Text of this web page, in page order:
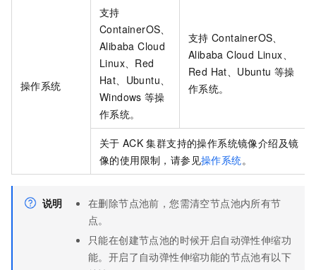
操作系统
支持
ContainerOS、
Alibaba Cloud
Linux、Red
Hat、Ubuntu、
Windows 等操
作系统。
支持 ContainerOS、
Alibaba Cloud Linux、
Red Hat、Ubuntu 等操
作系统。
关于 ACK 集群支持的操作系统镜像介绍及镜
像的使用限制，请参见操作系统。
说明
在删除节点池前，您需清空节点池内所有节
点。
只能在创建节点池的时候开启自动弹性伸缩功
能。开启了自动弹性伸缩功能的节点池有以下